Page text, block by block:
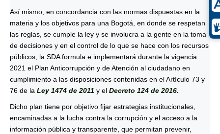
Así mismo, en concordancia con las normas dispuestas en la
materia y los objetivos para una Bogotá, en donde se respetan
las reglas, se cumple la ley y se involucra a la gente en la toma
de decisiones y en el control de lo que se hace con los recursos
públicos, la SDA formula e implementará durante la vigencia
2021 el Plan Anticorrupción y de Atención al ciudadano en
cumplimiento a las disposiciones contenidas en el Artículo 73 y
76 de la Ley 1474 de 2011 y el Decreto 124 de 2016.
Dicho plan tiene por objetivo fijar estrategias institucionales,
encaminadas a la lucha contra la corrupción y el acceso a la
información pública y transparente, que permitan prevenir,